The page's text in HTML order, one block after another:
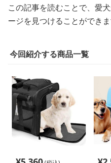
この記事を読むことで、愛
ージを見つけることができま
今回紹介する商品一覧